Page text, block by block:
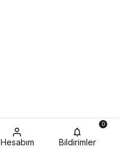
Hesabım Bildirimler
0